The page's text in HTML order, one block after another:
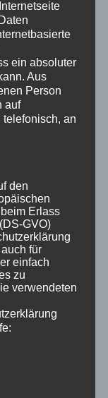
Wenn Sie
oder
von den
– Was tun,
Immer
eigenes Kino
die aktuelle
Wer aufs
ein absoluter
Aus
Person
auf
an
den
Erlass
GVO)
für
einfach
zu
verwendeten